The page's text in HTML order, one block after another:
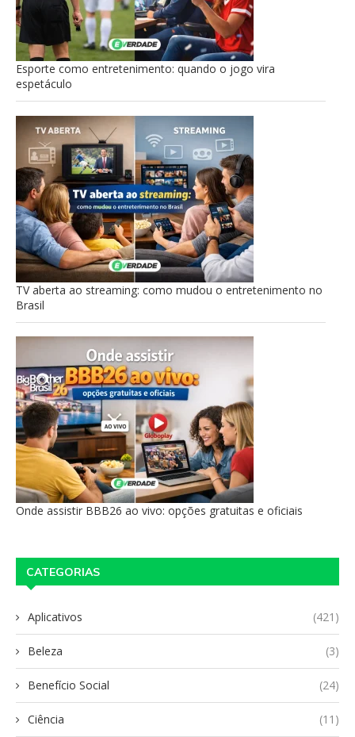
Esporte como entretenimento: quando o jogo vira
espetáculo
TV aberta ao streaming: como mudou o entretenimento no
Brasil
Onde assistir BBB26 ao vivo: opções gratuitas e oficiais
CATEGORIAS
Aplicativos (421)
Beleza (3)
Benefício Social (24)
Ciência (11)